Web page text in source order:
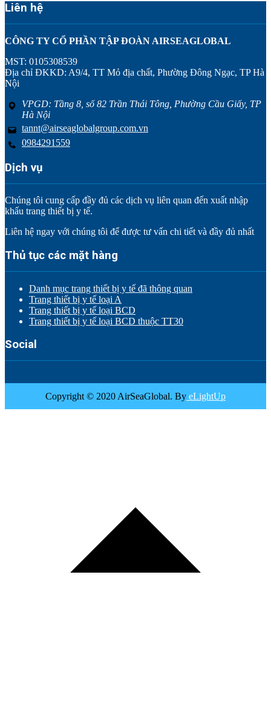
Liên hệ
CÔNG TY CỔ PHẦN TẬP ĐOÀN AIRSEAGLOBAL
MST: 0105308539
Địa chỉ ĐKKD: A9/4, TT Mỏ địa chất, Phường Đông Ngạc, TP Hà
Nội
VPGD: Tầng 8, số 82 Trần Thái Tông, Phường Cầu Giấy, TP
Hà Nội
tannt@airseaglobalgroup.com.vn
0984291559
Dịch vụ
Chúng tôi cung cấp đầy đủ các dịch vụ liên quan đến xuất nhập
khẩu trang thiết bị y tế.
Liên hệ ngay với chúng tôi để được tư vấn chi tiết và đầy đủ nhất
Thủ tục các mặt hàng
Danh mục trang thiết bị y tế đã thông quan
Trang thiết bị y tế loại A
Trang thiết bị y tế loại BCD
Trang thiết bị y tế loại BCD thuộc TT30
Social
Copyright © 2020 AirSeaGlobal. By eLightUp